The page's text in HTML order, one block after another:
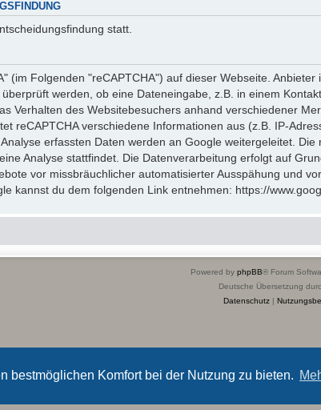
bestmöglichen Komfort bei der Nutzung zu bieten.
statt.
(im Folgenden "reCAPTCHA") auf dieser Webseite.
werden, ob eine Dateneingabe, z.B. in einem
Verhalten des Websitebesuchers anhand verschiedener
reCAPTCHA verschiedene Informationen aus (z.B. IP-
erfassten Daten werden an Google weitergeleitet.
Analyse stattfindet. Die Datenverarbeitung erfolgt auf
vor missbräuchlicher automatisierter Ausspähung und
kannst du dem folgenden Link entnehmen: https://
Powered by phpBB® Forum
Deutsche Übersetzung
Datenschutz|